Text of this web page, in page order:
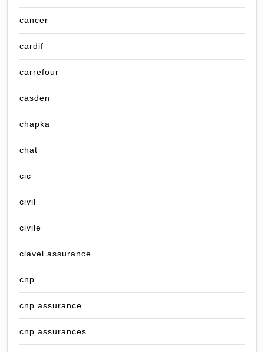
cancer
cardif
carrefour
casden
chapka
chat
cic
civil
civile
clavel assurance
cnp
cnp assurance
cnp assurances